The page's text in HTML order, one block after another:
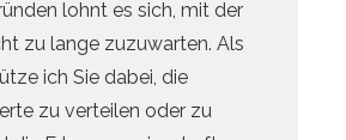
lohnt es sich, mit der
zu lange zuzuwarten. Als
ich Sie dabei, die
zu verteilen oder zu